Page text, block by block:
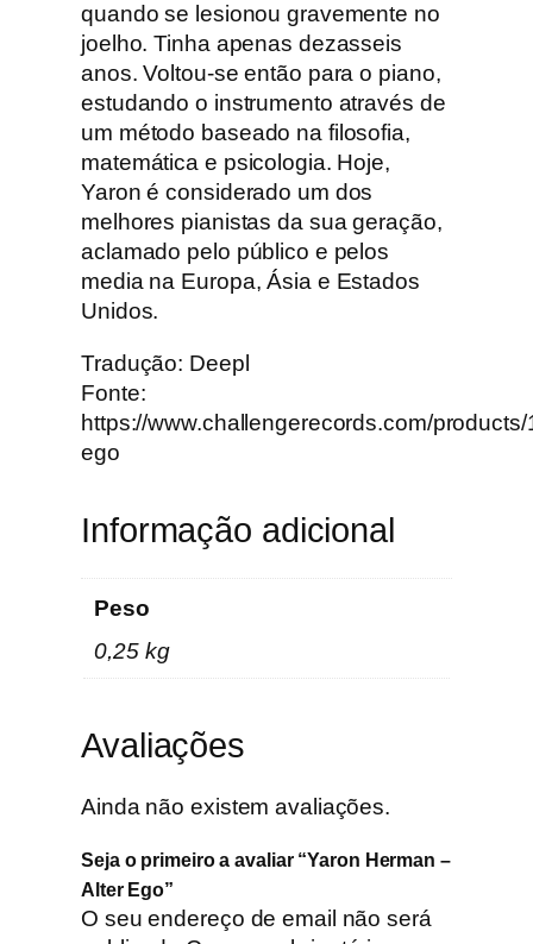
quando se lesionou gravemente no
joelho. Tinha apenas dezasseis
anos. Voltou-se então para o piano,
estudando o instrumento através de
um método baseado na filosofia,
matemática e psicologia. Hoje,
Yaron é considerado um dos
melhores pianistas da sua geração,
aclamado pelo público e pelos
media na Europa, Ásia e Estados
Unidos.
Tradução: Deepl
Fonte:
https://www.challengerecords.com/
ego
Informação adicional
Peso
0,25 kg
Avaliações
Ainda não existem avaliações.
Seja o primeiro a avaliar “Yaron Herman –
Alter Ego”
O seu endereço de email não será